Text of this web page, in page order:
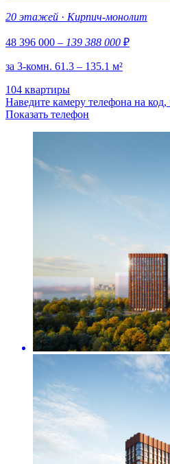
20 этажей · Кирпич-монолит
48 396 000 – 139 388 000 ₽
за 3-комн. 61.3 – 135.1 м²
104 квартиры
Наведите камеру телефона на
Показать телефон